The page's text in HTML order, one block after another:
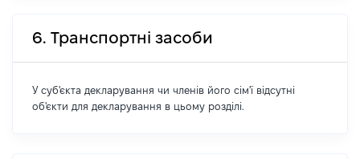
6. Транспортні засоби
У суб'єкта декларування чи членів його сім'ї відсутні
об'єкти для декларування в цьому розділі.